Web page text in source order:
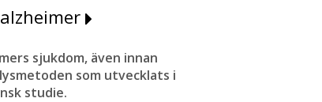
sjukdom, även innan
som utvecklats i
studie.